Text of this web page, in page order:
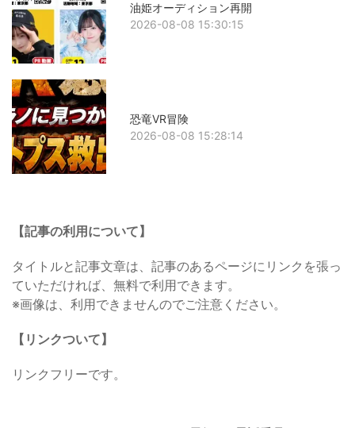
油姫オーディション再開
2026-08-08 15:30:15
恐竜VR冒険
2026-08-08 15:28:14
【記事の利用について】
タイトルと記事文章は、記事のあるページにリンクを張っ
ていただければ、無料で利用できます。
※画像は、利用できませんのでご注意ください。
【リンクついて】
リンクフリーです。